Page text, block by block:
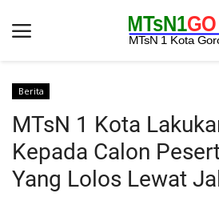
Beranda
Berita
Kontak
Berita
MTsN 1 Kota
Kepada Calon
Yang Lolos Lewat